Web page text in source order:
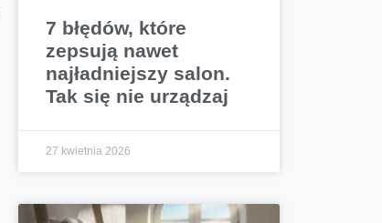
7 błędów, które
zepsują nawet
najładniejszy salon.
Tak się nie urządzaj
27 kwietnia 2026